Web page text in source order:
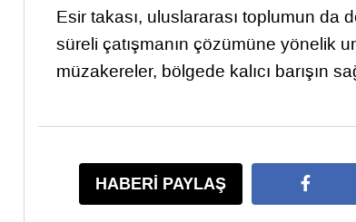
Esir takası, uluslararası toplumun da
süreli çatışmanın çözümüne yönelik
müzakereler, bölgede kalıcı barışın
HABERİ PAYLAŞ